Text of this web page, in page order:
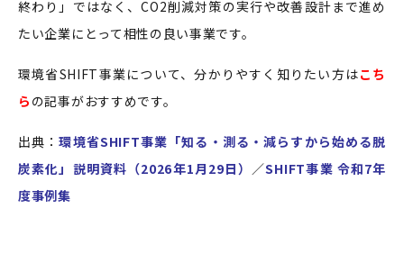
終わり」ではなく、CO2削減対策の実行や改善設計まで進め
たい企業にとって相性の良い事業です。
環境省SHIFT事業について、分かりやすく知りたい方はこち
ら の記事がおすすめです。
出典：環境省SHIFT事業「知る・測る・減らすから始める脱
炭素化」説明資料（2026年1月29日） ／SHIFT事業 令和7年
度事例集